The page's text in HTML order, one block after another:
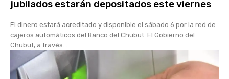
jubilados estarán depositados este viernes
El dinero estará acreditado y disponible el sábado 6 por la red de
cajeros automáticos del Banco del Chubut. El Gobierno del
Chubut, a través...